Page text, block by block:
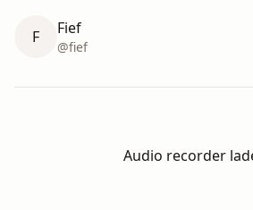
F Fief
@fief
Audio recorder